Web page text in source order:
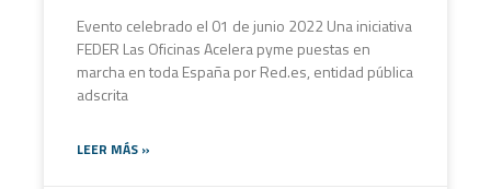
Evento celebrado el 01 de junio 2022 Una iniciativa
FEDER Las Oficinas Acelera pyme puestas en
marcha en toda España por Red.es, entidad pública
adscrita
LEER MÁS »